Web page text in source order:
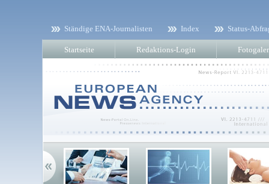
Ständige ENA-Journalisten Index Status-
Startseite Redaktions-Login